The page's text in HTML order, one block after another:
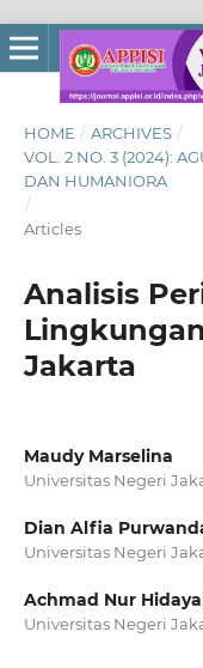
HOME / ARCHIVES /
VOL. 2 NO. 3 (2024):
DAN HUMANIORA
/
Articles
Analisis
Jakarta
Maudy Marselina
Universitas Negeri
Dian Alfia
Universitas Negeri
Achmad Nur
Universitas Negeri